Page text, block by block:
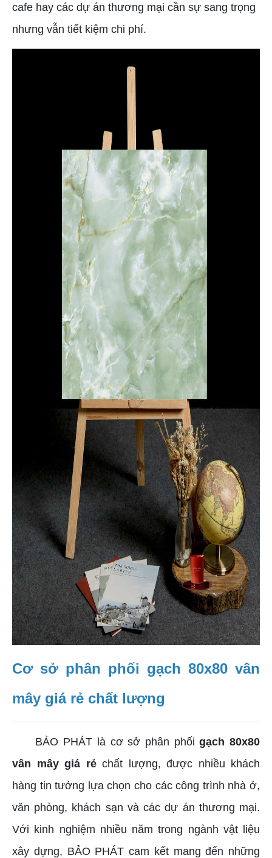
cafe hay các dự án thương mại cần sự sang trọng
nhưng vẫn tiết kiệm chi phí.
Cơ sở phân phối gạch 80x80 vân
mây giá rẻ chất lượng
BẢO PHÁT là cơ sở phân phốigạch 80x80
vân mây giá rẻchất lượng, được nhiều khách
hàng tin tưởng lựa chọn cho các công trình nhà ở,
văn phòng, khách sạn và các dự án thương mại.
Với kinh nghiệm nhiều năm trong ngành vật liệu
xây dựng, BẢO PHÁT cam kết mang đến những